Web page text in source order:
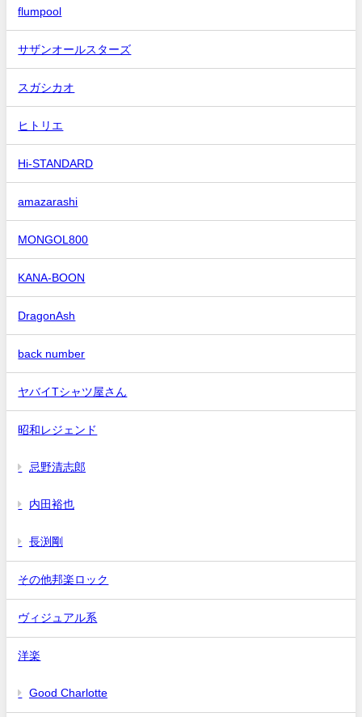
flumpool
サザンオールスターズ
スガシカオ
ヒトリエ
Hi-STANDARD
amazarashi
MONGOL800
KANA-BOON
DragonAsh
back number
ヤバイTシャツ屋さん
昭和レジェンド
忌野清志郎
内田裕也
長渕剛
その他邦楽ロック
ヴィジュアル系
洋楽
Good Charlotte